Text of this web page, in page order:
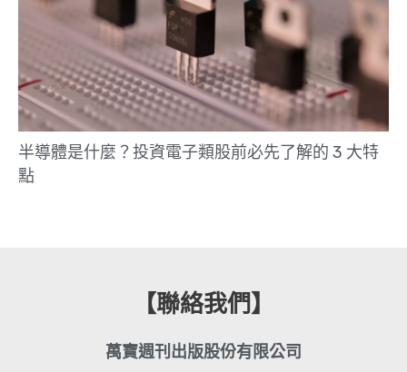
半導體是什麼？投資電子類股前必先了解的 3 大特
點
【聯絡我們】
萬寶週刊出版股份有限公司